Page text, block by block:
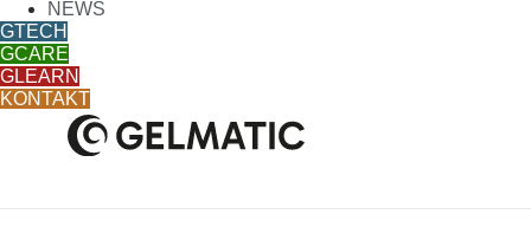
NEWS
GTECH
GCARE
GLEARN
KONTAKT